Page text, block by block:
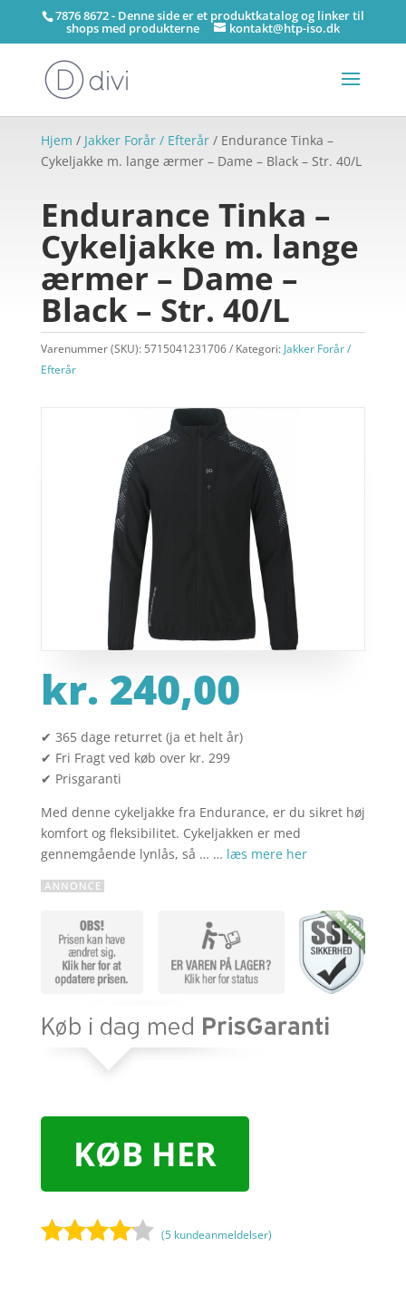
7876 8672 - Denne side er et produktkatalog og linker til
shops med produkterne kontakt@htp-iso.dk
Hjem / Jakker Forår / Efterår/ Endurance Tinka –
Cykeljakke m. lange ærmer – Dame – Black – Str. 40/L
Endurance Tinka –
Cykeljakke m. lange
ærmer – Dame –
Black – Str. 40/L
Varenummer (SKU): 5715041231706 Kategori: Jakker Forår /
Efterår
kr. 240,00
✔ 365 dage returret (ja et helt år)
✔ Fri Fragt ved køb over kr. 299
✔ Prisgaranti
Med denne cykeljakke fra Endurance, er du sikret høj
komfort og fleksibilitet. Cykeljakken er med
gennemgående lynlås, så … … læs mere her
KØB HER
(5 kundeanmeldelser)